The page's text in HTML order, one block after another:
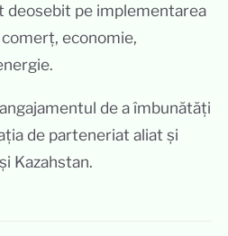
deosebit pe implementarea
economie,
de a îmbunătăți
de parteneriat aliat și
Kazahstan.